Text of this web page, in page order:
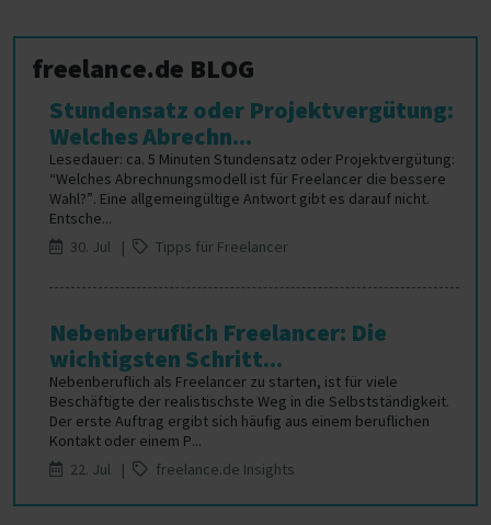
freelance.de BLOG
Stundensatz oder Projektvergütung:
Welches Abrechn...
Lesedauer: ca. 5 Minuten Stundensatz oder Projektvergütung:
“Welches Abrechnungsmodell ist für Freelancer die bessere
Wahl?”. Eine allgemeingültige Antwort gibt es darauf nicht.
Entsche...
30. Jul |
Tipps für Freelancer
Nebenberuflich Freelancer: Die
wichtigsten Schritt...
Nebenberuflich als Freelancer zu starten, ist für viele
Beschäftigte der realistischste Weg in die Selbstständigkeit.
Der erste Auftrag ergibt sich häufig aus einem beruflichen
Kontakt oder einem P...
22. Jul |
freelance.de Insights